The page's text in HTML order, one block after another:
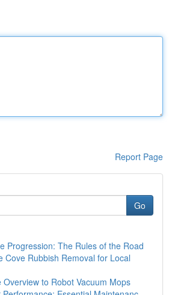
Report Page
Go
Progression: The Rules of the Road
Cove Rubbish Removal for Local
Overview to Robot Vacuum Mops